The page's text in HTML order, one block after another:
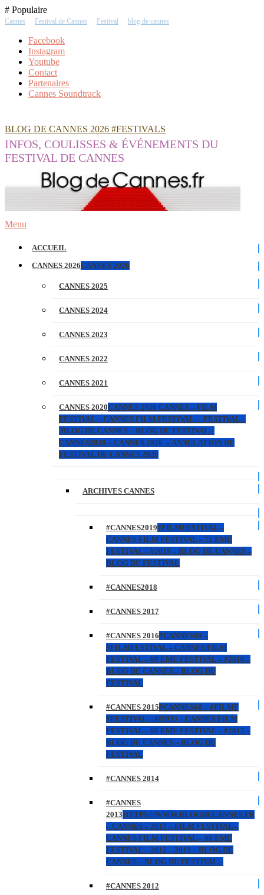
Skip
To
# Populaire
Cannes Festival de Cannes Festival blog de cannes
Facebook
Instagram
Youtube
Contact
Partenaires
Cannes Soundtrack
BLOG DE CANNES 2026 #FESTIVALS
INFOS, COULISSES & ÉVÉNEMENTS DU
FESTIVAL DE CANNES
Menu
ACCUEIL
CANNES 2026CANNES 2026
CANNES 2025
CANNES 2024
CANNES 2023
CANNES 2022
CANNES 2021
CANNES 2020CANNES 2020 CANNES – FILM
FESTIVAL – CANNES FILM FESTIVAL – FESTIVAL –
BLOG DE CANNES – BLOG DU FESTIVAL –
CANNES2020 – CANNES 2020 – ANNULATION DU
FESTIVAL DE CANNES 2020
ARCHIVES CANNES
#CANNES2019#FILMFESTIVAL –
CANNES FILM FESTIVAL – 72 EME
FESTIVAL – #2019 – BLOG DE CANNES –
BLOG DU FESTIVAL
#CANNES2018
#CANNES 2017
#CANNES 2016#CANNES69 –
#FILMFESTIVAL – CANNES FILM
FESTIVAL – 69 EME FESTIVAL – #2016 –
BLOG DE CANNES – BLOG DU
FESTIVAL
#CANNES 2015#CANNES68 – #FILMF
#FESTIVAL – #INFO – CANNES FILM
FESTIVAL – 68 EME FESTIVAL – #2015 –
BLOG DE CANNES – BLOG DU
FESTIVAL
#CANNES 2014
#CANNES
2013HTTPS://WWW.BLOGDECANNES.FR
– CANNES – 2013 – FILM FESTIVAL –
CANNES FILM FESTIVAL – 66 EME
FESTIVAL – 2012 – 2013 – BLOG DE
CANNES – BLOG DU FESTIVAL –
#CANNES 2012